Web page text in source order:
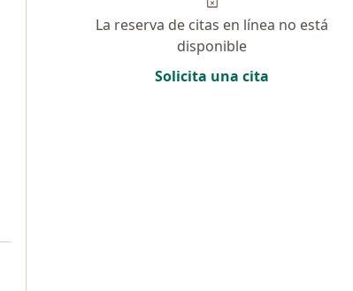
La reserva de citas en línea no está
disponible
Solicita una cita